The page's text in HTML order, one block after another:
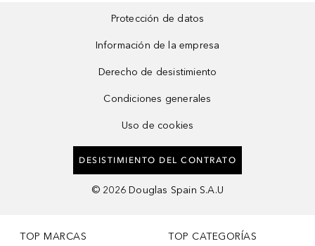
Protección de datos
Información de la empresa
Derecho de desistimiento
Condiciones generales
Uso de cookies
DESISTIMIENTO DEL CONTRATO
© 2026 Douglas Spain S.A.U
TOP MARCAS TOP CATEGORÍAS